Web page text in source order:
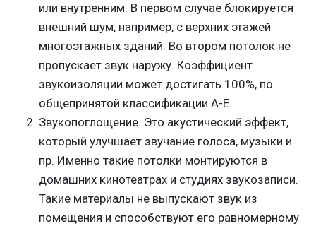
или внутренним. В первом случае блокируется
внешний шум, например, с верхних этажей
многоэтажных зданий. Во втором потолок не
пропускает звук наружу. Коэффициент
звукоизоляции может достигать 100%, по
общепринятой классификации А-Е.
Звукопоглощение. Это акустический эффект,
который улучшает звучание голоса, музыки и
пр. Именно такие потолки монтируются в
домашних кинотеатрах и студиях звукозаписи.
Такие материалы не выпускают звук из
помещения и способствуют его равномерному